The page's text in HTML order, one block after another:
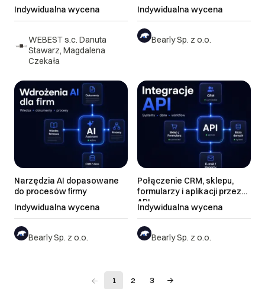
WEBEST s.c. Danuta
Stawarz, Magdalena
Czekała
Indywidualna wycena
Bearly Sp. z o.o.
Indywidualna wycena
Bearly Sp. z o.o.
Narzędzia AI dopasowane
do procesów firmy
Indywidualna wycena
Bearly Sp. z o.o.
Połączenie CRM, sklepu,
formularzy i aplikacji przez
API
Indywidualna wycena
1 2 3